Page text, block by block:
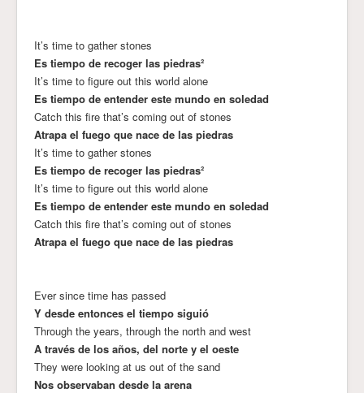
It’s time to gather stones
Es tiempo de recoger las piedras²
It’s time to figure out this world alone
Es tiempo de entender este mundo en soledad
Catch this fire that’s coming out of stones
Atrapa el fuego que nace de las piedras
It’s time to gather stones
Es tiempo de recoger las piedras²
It’s time to figure out this world alone
Es tiempo de entender este mundo en soledad
Catch this fire that’s coming out of stones
Atrapa el fuego que nace de las piedras
Ever since time has passed
Y desde entonces el tiempo siguió
Through the years, through the north and west
A través de los años, del norte y el oeste
They were looking at us out of the sand
Nos observaban desde la arena